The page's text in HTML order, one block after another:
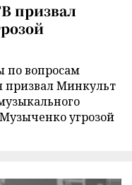
призвал
по вопросам
призвал Минкульт
угрозой